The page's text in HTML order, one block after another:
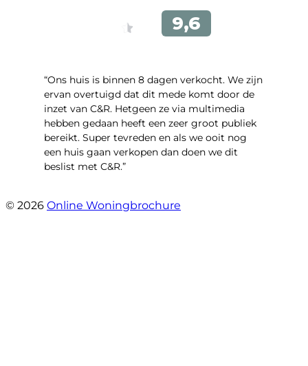
“Ons huis is binnen 8 dagen verkocht. We zijn
ervan overtuigd dat dit mede komt door de
inzet van C&R. Hetgeen ze via multimedia
hebben gedaan heeft een zeer groot publiek
bereikt. Super tevreden en als we ooit nog
een huis gaan verkopen dan doen we dit
beslist met C&R.”
© 2026 Online Woningbrochure